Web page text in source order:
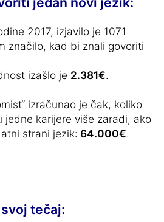
2017, izjavilo je 1071
značilo, kad bi znali govoriti
izašlo je 2.381€.
izračunao je čak, koliko
jedne karijere više zaradi, ako
strani jezik: 64.000€.
tečaj: